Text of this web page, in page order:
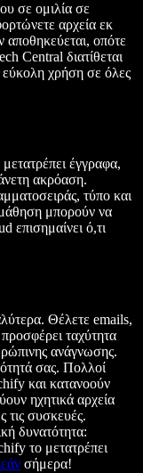
σε ομιλία σε
αρχεία εκ
οπότε
Central διατίθεται
εύκολη χρήση σε όλες
έγγραφα,
ακρόαση.
τύπο και
μπορούν να
ό,τι
Θέλετε emails,
ταχύτητα
ανάγνωσης.
σας. Πολλοί
και κατανοούν
ηχητικά αρχεία
τις συσκευές.
δυνατότητα:
το μετατρέπει
σήμερα!